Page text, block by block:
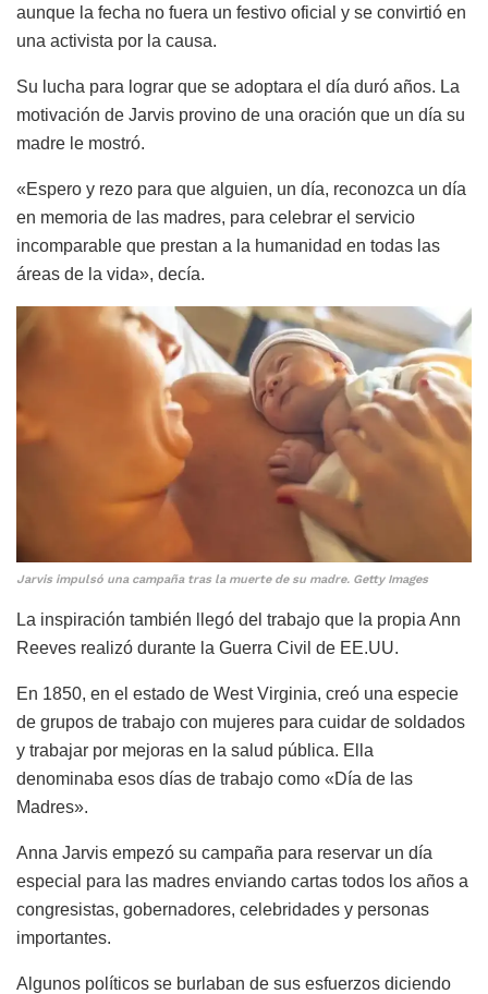
aunque la fecha no fuera un festivo oficial y se convirtió en
una activista por la causa.
Su lucha para lograr que se adoptara el día duró años. La
motivación de Jarvis provino de una oración que un día su
madre le mostró.
«Espero y rezo para que alguien, un día, reconozca un día
en memoria de las madres, para celebrar el servicio
incomparable que prestan a la humanidad en todas las
áreas de la vida», decía.
Jarvis impulsó una campaña tras la muerte de su madre. Getty Images
La inspiración también llegó del trabajo que la propia Ann
Reeves realizó durante la Guerra Civil de EE.UU.
En 1850, en el estado de West Virginia, creó una especie
de grupos de trabajo con mujeres para cuidar de soldados
y trabajar por mejoras en la salud pública. Ella
denominaba esos días de trabajo como «Día de las
Madres».
Anna Jarvis empezó su campaña para reservar un día
especial para las madres enviando cartas todos los años a
congresistas, gobernadores, celebridades y personas
importantes.
Algunos políticos se burlaban de sus esfuerzos diciendo